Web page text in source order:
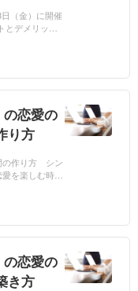
（金）に開催
とデメリッ
恋愛の
り方
の作り方 シン
を楽しむ時間
恋愛の
き方